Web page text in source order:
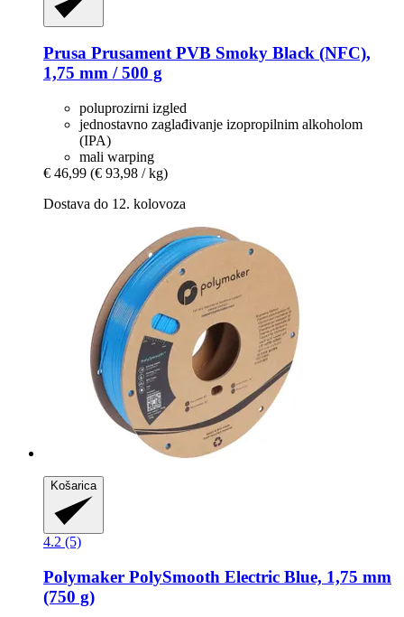
Prusa Prusament PVB Smoky Black (NFC),
1,75 mm / 500 g
poluprozirni izgled
jednostavno zaglađivanje izopropilnim alkoholom
(IPA)
mali warping
€ 46,99 (€ 93,98 / kg)
Dostava do 12. kolovoza
Košarica
4.2 (5)
Polymaker PolySmooth Electric Blue, 1,75 mm
(750 g)